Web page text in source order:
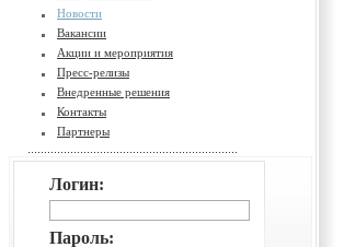
Новости
Вакансии
Акции и мероприятия
Пресс-релизы
Внедренные решения
Контакты
Партнеры
Логин:
Пароль: